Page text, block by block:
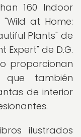
160 Indoor
at Home:
Plants" de
Expert" de D.G.
proporcionan
que también
de interior
ilustrados